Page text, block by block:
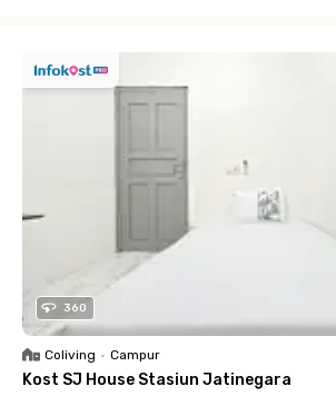
360
Coliving • Campur
Kost SJ House Stasiun Jatinegara